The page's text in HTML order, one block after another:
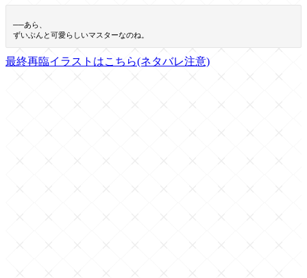
──あら、
ずいぶんと可愛らしいマスターなのね。
最終再臨イラストはこちら(ネタバレ注意)